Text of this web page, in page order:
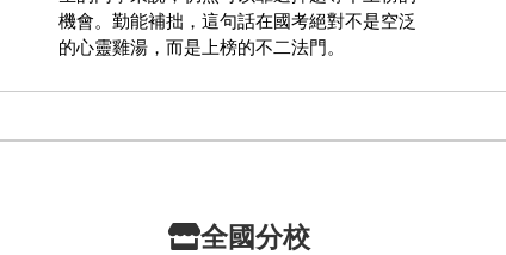
機會。勤能補拙，這句話在國考絕對不是空泛
的心靈雞湯，而是上榜的不二法門。
全國分校